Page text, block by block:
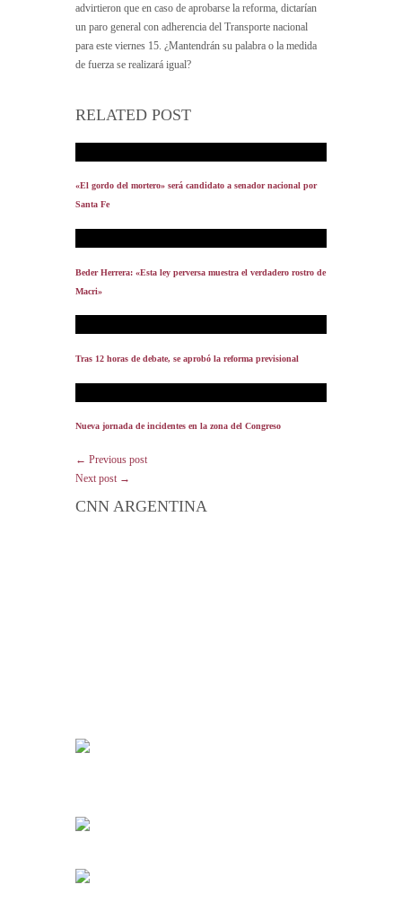
advirtieron que en caso de aprobarse la reforma, dictarían
un paro general con adherencia del Transporte nacional
para este viernes 15. ¿Mantendrán su palabra o la medida
de fuerza se realizará igual?
RELATED POST
«El gordo del mortero» será candidato a senador nacional por
Santa Fe
Beder Herrera: «Esta ley perversa muestra el verdadero rostro de
Macri»
Tras 12 horas de debate, se aprobó la reforma previsional
Nueva jornada de incidentes en la zona del Congreso
← Previous post
Next post →
CNN ARGENTINA